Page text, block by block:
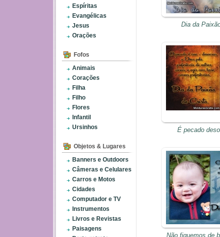
Espíritas
Evangélicas
Jesus
Orações
Fofos
Animais
Corações
Filha
Filho
Flores
Infantil
Ursinhos
Objetos & Lugares
Banners e Outdoors
Câmeras e Celulares
Carros e Motos
Cidades
Computador e TV
Instrumentos
Livros e Revistas
Paisagens
Dia da
É pecado
Não fiquemos de